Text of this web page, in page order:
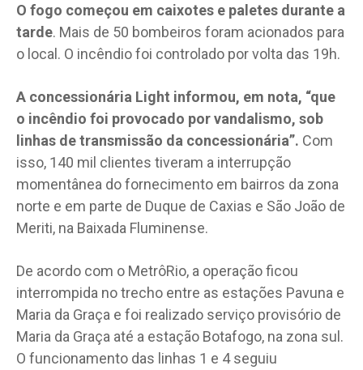
O fogo começou em caixotes e paletes durante a
tarde. Mais de 50 bombeiros foram acionados para
o local. O incêndio foi controlado por volta das 19h.
A concessionária Light informou, em nota, “que
o incêndio foi provocado por vandalismo, sob
linhas de transmissão da concessionária”. Com
isso, 140 mil clientes tiveram a interrupção
momentânea do fornecimento em bairros da zona
norte e em parte de Duque de Caxias e São João de
Meriti, na Baixada Fluminense.
De acordo com o MetrôRio, a operação ficou
interrompida no trecho entre as estações Pavuna e
Maria da Graça e foi realizado serviço provisório de
Maria da Graça até a estação Botafogo, na zona sul.
O funcionamento das linhas 1 e 4 seguiu